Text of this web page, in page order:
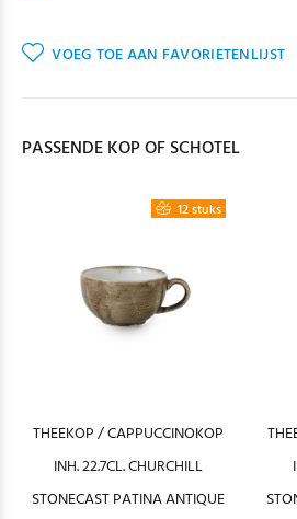
VOEG TOE AAN FAVORIETENLIJST
PASSENDE KOP OF SCHOTEL
12 stuks
THEEKOP / CAPPUCCINOKOP
INH. 22.7CL. CHURCHILL
STONECAST PATINA ANTIQUE